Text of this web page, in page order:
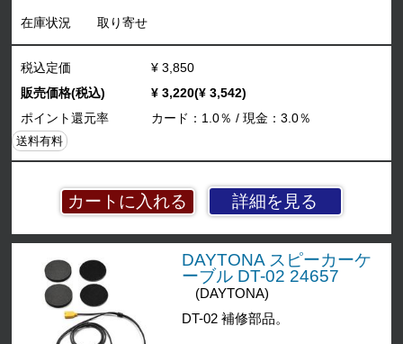
在庫状況 取り寄せ
詳細を見る
税込定価
¥ 3,850
販売価格(税込)
¥ 3,220(¥ 3,542)
ポイント還元率
カード：1.0％ / 現金：3.0％
送料有料
DAYTONA スピーカーケ
ーブル DT-02 24657
(DAYTONA)
DT-02 補修部品。